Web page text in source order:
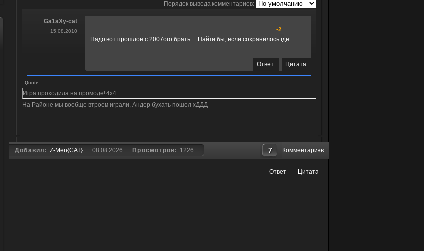
Порядок вывода комментариев:
Ga1aXy-cat
15.08.2010 -2
Надо вот прошлое с 2007ого брать.... Найти бы, если сохранилось где......
Ответ Цитата
Quote
Игра проходила на промоде! 4x4
На Районе мы вообще втроем играли, Андер бухать пошел хДДД
Ответ Цитата
Добавил: Z-Men{CAT} 08.08.2026 Просмотров: 1226 7 Комментариев